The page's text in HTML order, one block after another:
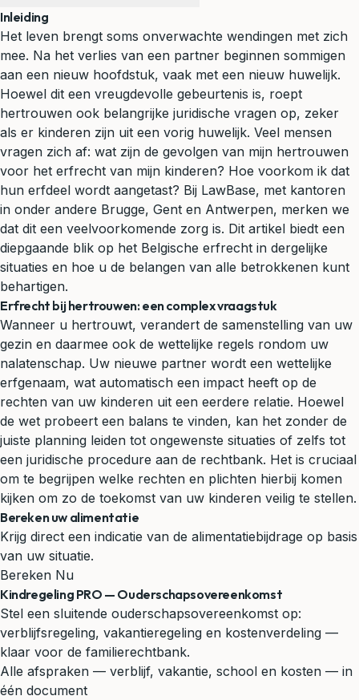
Inleiding
Het leven brengt soms onverwachte wendingen met zich
mee. Na het verlies van een partner beginnen sommigen
aan een nieuw hoofdstuk, vaak met een nieuw huwelijk.
Hoewel dit een vreugdevolle gebeurtenis is, roept
hertrouwen ook belangrijke juridische vragen op, zeker
als er kinderen zijn uit een vorig huwelijk. Veel mensen
vragen zich af: wat zijn de gevolgen van mijn hertrouwen
voor het erfrecht van mijn kinderen? Hoe voorkom ik dat
hun erfdeel wordt aangetast? Bij LawBase, met kantoren
in onder andere Brugge, Gent en Antwerpen, merken we
dat dit een veelvoorkomende zorg is. Dit artikel biedt een
diepgaande blik op het Belgische erfrecht in dergelijke
situaties en hoe u de belangen van alle betrokkenen kunt
behartigen.
Erfrecht bij hertrouwen: een complex vraagstuk
Wanneer u hertrouwt, verandert de samenstelling van uw
gezin en daarmee ook de wettelijke regels rondom uw
nalatenschap. Uw nieuwe partner wordt een wettelijke
erfgenaam, wat automatisch een impact heeft op de
rechten van uw kinderen uit een eerdere relatie. Hoewel
de wet probeert een balans te vinden, kan het zonder de
juiste planning leiden tot ongewenste situaties of zelfs tot
een juridische procedure aan de rechtbank. Het is cruciaal
om te begrijpen welke rechten en plichten hierbij komen
kijken om zo de toekomst van uw kinderen veilig te stellen.
Bereken uw alimentatie
Krijg direct een indicatie van de alimentatiebijdrage op basis
van uw situatie.
Bereken Nu
Kindregeling PRO — Ouderschapsovereenkomst
Stel een sluitende ouderschapsovereenkomst op:
verblijfsregeling, vakantieregeling en kostenverdeling —
klaar voor de familierechtbank.
Alle afspraken — verblijf, vakantie, school en kosten — in
één document